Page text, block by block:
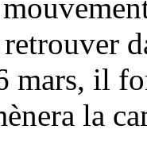
mars, il
la